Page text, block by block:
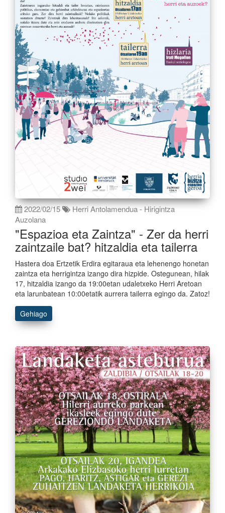
2022/02/15
Herri Antolamendua - Hirigintza
Auzolana
"Espazioa eta Zaintza" - Zer da herri
zaintzaile bat? hitzaldia eta tailerra
Hastera doa Ertzetik Erdira egitaraua eta lehenengo honetan
zaintza eta herrigintza izango dira hizpide. Ostegunean, hilak
17, hitzaldia izango da 19:00etan udaletxeko Herri Aretoan
eta larunbatean 10:00etatik aurrera tailerra egingo da. Zatoz!
Gehiago